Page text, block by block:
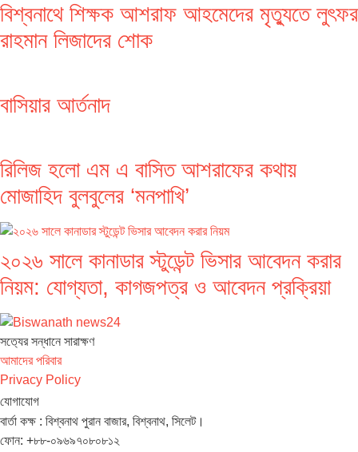
বিশ্বনাথে শিক্ষক আশরাফ আহমেদের মৃত্যুতে লুৎফর
রাহমান লিজাদের শোক
বাসিয়ার আর্তনাদ
রিলিজ হলো এম এ বাসিত আশরাফের কথায়
মোজাহিদ বুলবুলের ‘মনপাখি’
২০২৬ সালে কানাডার স্টুডেন্ট ভিসার আবেদন করার
নিয়ম: যোগ্যতা, কাগজপত্র ও আবেদন প্রক্রিয়া
সত‌্যের সন্ধানে সারাক্ষণ
আমাদের পরিবার
Privacy Policy
যোগাযোগ
বার্তা কক্ষ : বিশ্বনাথ পুরান বাজার, বিশ্বনাথ, সিলেট।
ফোন: +৮৮-০৯৬৯৭০৮০৮১২